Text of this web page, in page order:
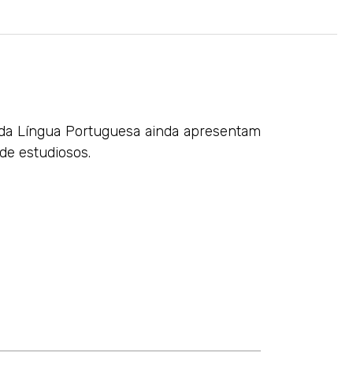
Língua Portuguesa ainda apresentam
estudiosos.